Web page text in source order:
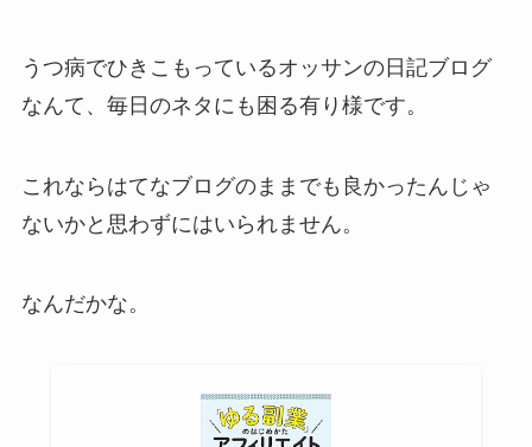
うつ病でひきこもっているオッサンの日記ブログ
なんて、毎日のネタにも困る有り様です。
これならはてなブログのままでも良かったんじゃ
ないかと思わずにはいられません。
なんだかな。